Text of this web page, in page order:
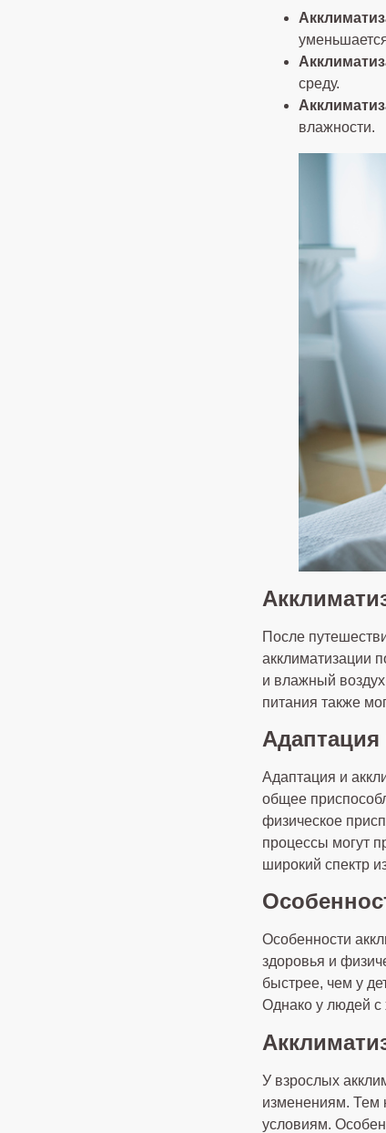
среду.
влажности.
После
акклиматизации
и влажный
питания также
Адаптация
Адаптация и
общее
физическое
процессы могут
широкий спектр
Особенности
здоровья и
быстрее, чем у
Однако у людей с
У взрослых
изменениям. Тем
условиям.